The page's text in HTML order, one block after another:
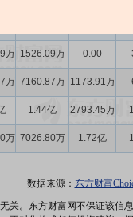
实
万 1526.09万 0.00
万 7160.87万 1173.91万
1.44亿 2793.45万
万 7026.80万 1.72亿
数据来源： 东方财富
关。东方财富网不保证该